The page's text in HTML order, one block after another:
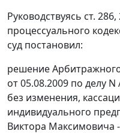
Руководствуясь ст. 286,
процессуального
суд постановил:
решение
от 05.08.2009 по делу
без изменения,
индивидуального
Виктора Максимовича